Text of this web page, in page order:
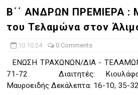
των γραφείων της ΕΣΚΑΝΑ στον Δήμο
με Αρετσού ο Πανελευσινιακός
τιμήθηκε από το ΔΣ της
ο Μανδραϊκός σε ματς θρίλερ με
Β΄΄ ΑΝΔΡΩΝ ΠΡΕΜΙΕΡΑ :
του Τελαμώνα στον
10.10.24 0 Comments
ΕΝΩΣΗ ΤΡΑΧΩΝΩΝ/ΔΙΑ -
71-72 Διαιτητές:
Μαυροειδής Δεκάλεπτα: 16-10, 35-